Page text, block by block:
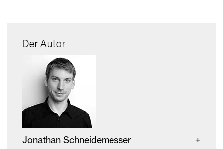
Der Autor
Jonathan Schneidemesser